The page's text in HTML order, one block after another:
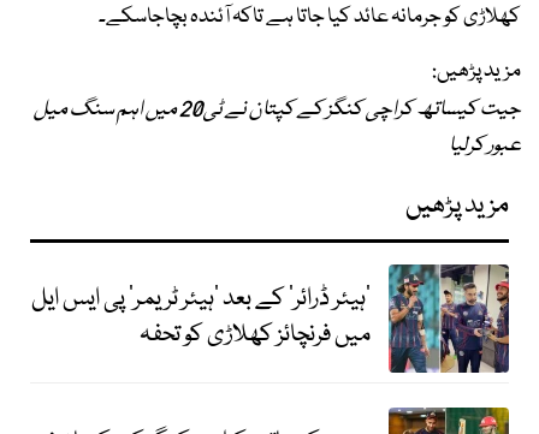
کھلاڑی کو جرمانہ عائد کیا جاتا ہے تاکہ آئندہ بچاجاسکے۔
مزید پڑھیں:
جیت کیساتھ کراچی کنگز کے کپتان نے ٹی20 میں اہم سنگ میل
عبور کرلیا
مزید پڑھیں
'ہیئر ڈرائر' کے بعد 'ہیئر ٹریمر' پی ایس ایل
میں فرنچائز کھلاڑی کو تحفہ